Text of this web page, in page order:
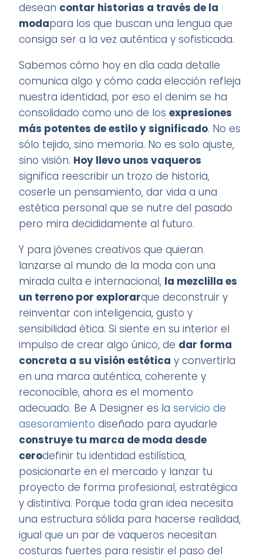
desean contar historias a través de la
modapara los que buscan una lengua que
consiga ser a la vez auténtica y sofisticada.
Sabemos cómo hoy en día cada detalle
comunica algo y cómo cada elección refleja
nuestra identidad, por eso el denim se ha
consolidado como uno de losexpresiones
más potentes de estilo y significado. No es
sólo tejido, sino memoria. No es solo ajuste,
sino visión. Hoy llevo unos vaqueros
significa reescribir un trozo de historia,
coserle un pensamiento, dar vida a una
estética personal que se nutre del pasado
pero mira decididamente al futuro.
Y para jóvenes creativos que quieran
lanzarse al mundo de la moda con una
mirada culta e internacional, la mezclilla es
un terreno por explorarque deconstruir y
reinventar con inteligencia, gusto y
sensibilidad ética. Si siente en su interior el
impulso de crear algo único, de dar forma
concreta a su visión estética y convertirla
en una marca auténtica, coherente y
reconocible, ahora es el momento
adecuado. Be A Designer es laservicio de
asesoramiento diseñado para ayudarle
construye tu marca de moda desde
cerodefinir tu identidad estilística,
posicionarte en el mercado y lanzar tu
proyecto de forma profesional, estratégica
y distintiva. Porque toda gran idea necesita
una estructura sólida para hacerse realidad,
igual que un par de vaqueros necesitan
costuras fuertes para resistir el paso del